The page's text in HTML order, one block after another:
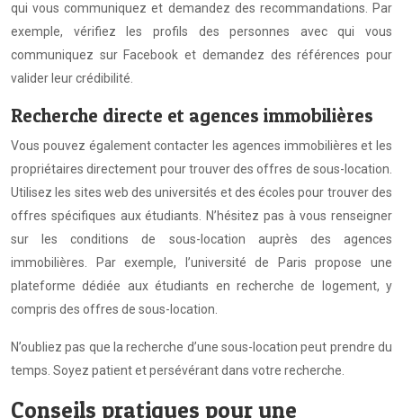
qui vous communiquez et demandez des recommandations. Par
exemple, vérifiez les profils des personnes avec qui vous
communiquez sur Facebook et demandez des références pour
valider leur crédibilité.
Recherche directe et agences immobilières
Vous pouvez également contacter les agences immobilières et les
propriétaires directement pour trouver des offres de sous-location.
Utilisez les sites web des universités et des écoles pour trouver des
offres spécifiques aux étudiants. N’hésitez pas à vous renseigner
sur les conditions de sous-location auprès des agences
immobilières. Par exemple, l’université de Paris propose une
plateforme dédiée aux étudiants en recherche de logement, y
compris des offres de sous-location.
N’oubliez pas que la recherche d’une sous-location peut prendre du
temps. Soyez patient et persévérant dans votre recherche.
Conseils pratiques pour une